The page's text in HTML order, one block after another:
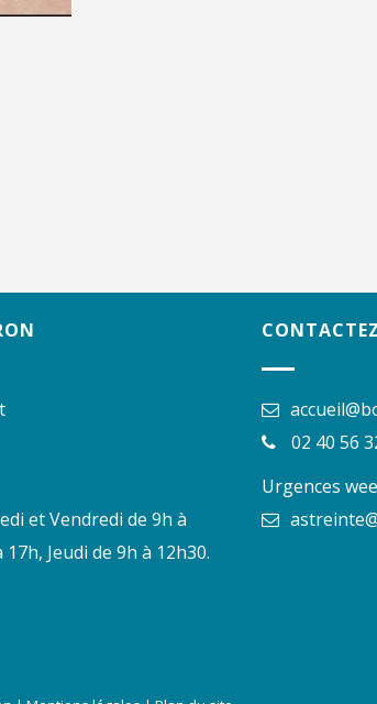
et Vendredi de 9h à
Jeudi de 9h à 12h30.
02 40 56
Urgences